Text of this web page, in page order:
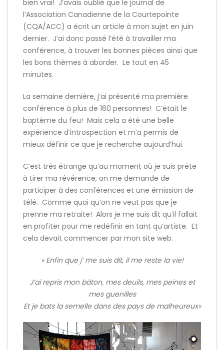
bien vrai! J’avais oublié que le journal de
l’Association Canadienne de la Courtepointe
(CQA/ACC) a écrit un article à mon sujet en juin
dernier. J’ai donc passé l’été à travailler ma
conférence, à trouver les bonnes pièces ainsi que
les bons thèmes à aborder. Le tout en 45
minutes.
La semaine dernière, j’ai présenté ma première
conférence à plus de 160 personnes! C’était le
baptême du feu! Mais cela a été une belle
expérience d’introspection et m’a permis de
mieux définir ce que je recherche aujourd’hui.
C’est très étrange qu’au moment où je suis prête
à tirer ma révérence, on me demande de
participer à des conférences et une émission de
télé. Comme quoi qu’on ne veut pas que je
prenne ma retraite! Alors je me suis dit qu’il fallait
en profiter pour me redéfinir en tant qu’artiste. Et
cela devait commencer par mon site web.
« Enfin que j’ me suis dit, il me reste la vie!
J’ai repris mon bâton, mes deuils, mes peines et
mes guenilles
Et je bats la semelle dans des pays de malheureux»